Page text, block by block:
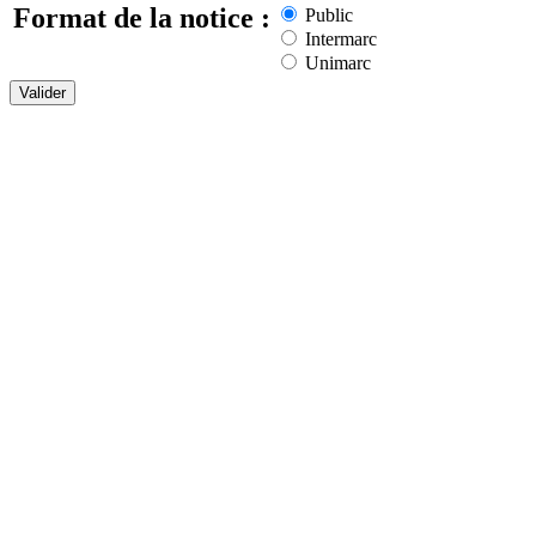
Format de la notice :
Public
Intermarc
Unimarc